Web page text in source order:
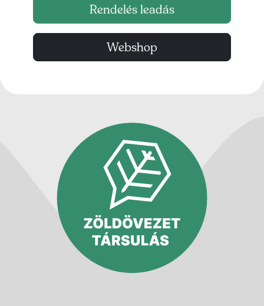
Rendelés leadás
Webshop